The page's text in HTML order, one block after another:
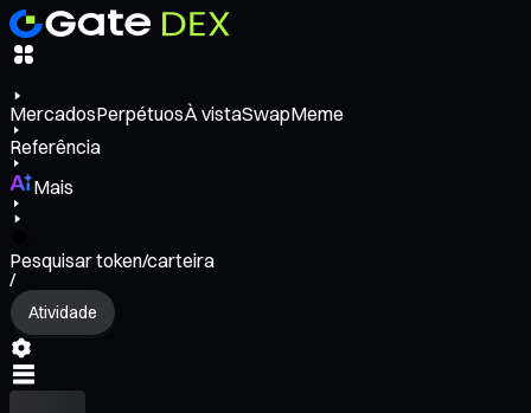
MercadosPerpétuosÀ vistaSwapMeme
Referência
Mais
Pesquisar token/carteira
/
Atividade